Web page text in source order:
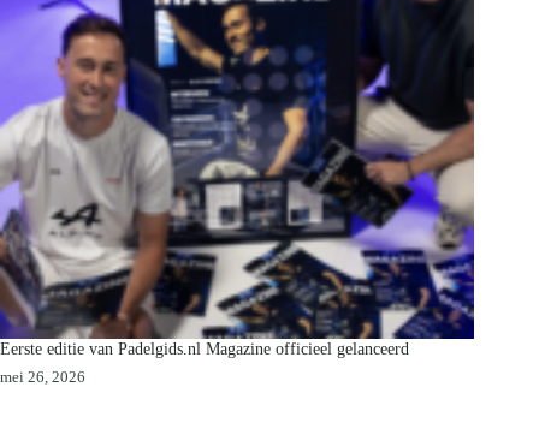
Eerste editie van Padelgids.nl Magazine officieel gelanceerd
mei 26, 2026